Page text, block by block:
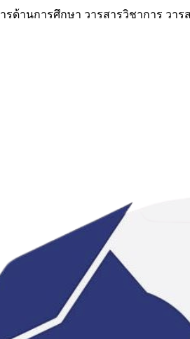
ด้านการศึกษา วารสารวิชาการ วา